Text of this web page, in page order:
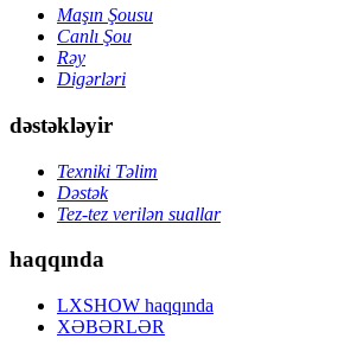
Maşın Şousu
Canlı Şou
Rəy
Digərləri
dəstəkləyir
Texniki Təlim
Dəstək
Tez-tez verilən suallar
haqqında
LXSHOW haqqında
XƏBƏRLƏR